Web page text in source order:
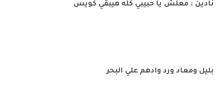
نادين : معلش يا حبيبي كله هيبقي كويس
بليل ومعاد ورد وادهم علي البحر